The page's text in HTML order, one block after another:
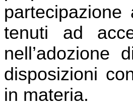
tenuti ad
nell’adozione
disposizioni
in materia.